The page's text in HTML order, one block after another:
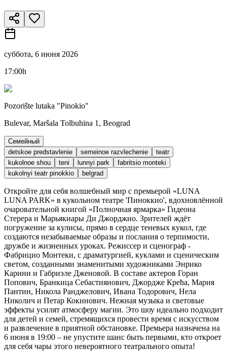
суббота, 6 июня 2026
17:00h
Pozorište lutaka "Pinokio"
Bulevar, Maršala Tolbuhina 1, Beograd
Семейный
detskoe predstavlenie
semeinoe razvlechenie
teatr
kukolnoe shou
teni lunnyi park
fabritsio monteki
kukolnyi teatr pinokkio
belgrad
Откройте для себя волшебный мир с премьерой «LUNA
LUNA PARK» в кукольном театре 'Пиноккио', вдохновлённой
очаровательной книгой «Полночная ярмарка» Гидеона
Стерера и Марьякиары Ди Джорджио. Зрителей ждёт
погружение за кулисы, прямо в сердце теневых кукол, где
создаются незабываемые образы и послания о терпимости,
дружбе и жизненных уроках. Режиссер и сценограф -
Фабрицио Монтеки, с драматургией, куклами и сценическим
светом, созданными знаменитыми художниками Энрико
Карини и Габриэле Дженовой. В составе актеров Горан
Попович, Бранкица Себастиянович, Джордже Крећа, Мария
Пантин, Никола Ранджелович, Ивана Тодорович, Нела
Николич и Петар Кокинович. Нежная музыка и световые
эффекты усилят атмосферу магии. Это шоу идеально подходит
для детей и семей, стремящихся провести время с искусством
и развлечение в приятной обстановке. Премьера назначена на
6 июня в 19:00 – не упустите шанс быть первыми, кто откроет
для себя чары этого невероятного театрального опыта!